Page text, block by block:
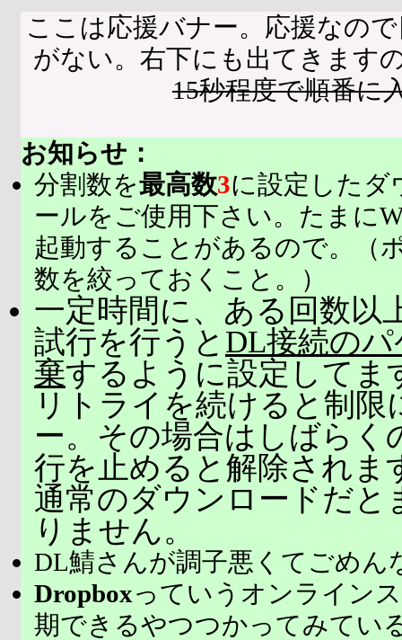
ここは応援バナー。応援なの
がない。右下にも出てきます
15秒程度で順番に
お知らせ：
分割数を最高数3に設定したダ
ールをご使用下さい。たまに
起動することがあるので。（
数を絞っておくこと。）
一定時間に、ある回数以
試行を行うと DL接続の
棄するように設定してま
リトライを続けると制限
ー。その場合はしばらく
行を止めると解除されま
通常のダウンロードだと
りません。
DL鯖さんが調子悪くてごめん
Dropboxっていうオンライン
期できるやつつかってみてい